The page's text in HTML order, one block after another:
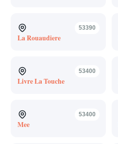
53390
La Rouaudiere
53400
Livre La Touche
53400
Mee